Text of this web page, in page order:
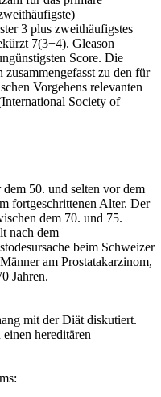
3 plus zweithäufigstes
7(3+4). Gleason
Score. Die
zusammengefasst zu den für
Vorgehens relevanten
Society of
50. und selten vor dem
fortgeschrittenen Alter. Der
dem 70. und 75.
nach dem
beim Schweizer
am Prostatakarzinom,
Jahren.
mit der Diät diskutiert.
hereditären